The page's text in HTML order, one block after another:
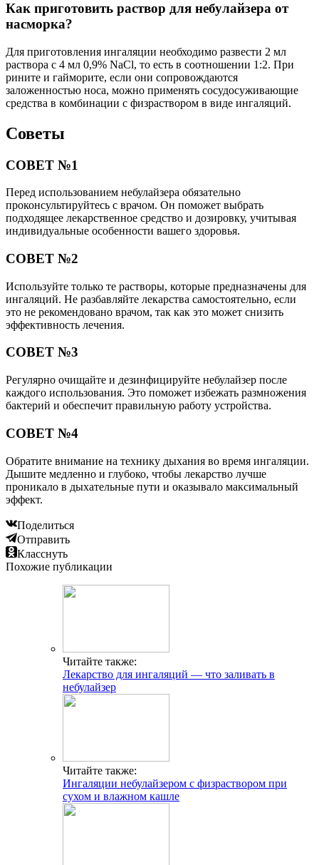
Как приготовить раствор для небулайзера от
насморка?
Для приготовления ингаляции необходимо развести 2 мл
раствора с 4 мл 0,9% NaCl, то есть в соотношении 1:2. При
рините и гайморите, если они сопровождаются
заложенностью носа, можно применять сосудосуживающие
средства в комбинации с физраствором в виде ингаляций.
Советы
СОВЕТ №1
Перед использованием небулайзера обязательно
проконсультируйтесь с врачом. Он поможет выбрать
подходящее лекарственное средство и дозировку, учитывая
индивидуальные особенности вашего здоровья.
СОВЕТ №2
Используйте только те растворы, которые предназначены для
ингаляций. Не разбавляйте лекарства самостоятельно, если
это не рекомендовано врачом, так как это может снизить
эффективность лечения.
СОВЕТ №3
Регулярно очищайте и дезинфицируйте небулайзер после
каждого использования. Это поможет избежать размножения
бактерий и обеспечит правильную работу устройства.
СОВЕТ №4
Обратите внимание на технику дыхания во время ингаляции.
Дышите медленно и глубоко, чтобы лекарство лучше
проникало в дыхательные пути и оказывало максимальный
эффект.
Поделиться
Отправить
Класснуть
Похожие публикации
Читайте также:
Лекарство для ингаляций — что заливать в
небулайзер
Читайте также:
Ингаляции небулайзером с физраствором при
сухом и влажном кашле